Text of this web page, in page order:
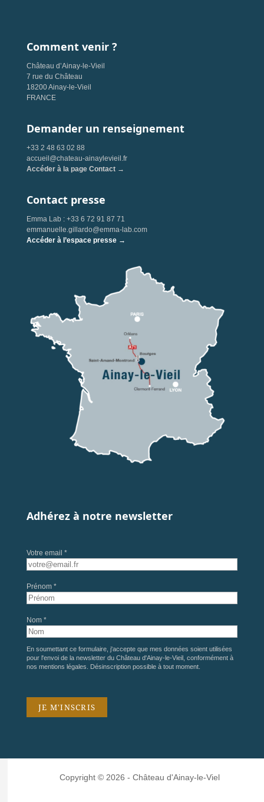
Comment venir ?
Château d’Ainay-le-Vieil
7 rue du Château
18200 Ainay-le-Vieil
FRANCE
Demander un renseignement
+33 2 48 63 02 88
accueil@chateau-ainaylevieil.fr
Accéder à la page Contact →
Contact presse
Emma Lab : +33 6 72 91 87 71
emmanuelle.gillardo@emma-lab.com
Accéder à l’espace presse →
Adhérez à notre newsletter
Votre email *
Prénom *
Nom *
En soumettant ce formulaire, j'accepte que mes données soient utilisées
pour l'envoi de la newsletter du Château d'Ainay-le-Vieil, conformément à
nos mentions légales . Désinscription possible à tout moment.
Copyright © 2026 - Château d'Ainay-le-Viel